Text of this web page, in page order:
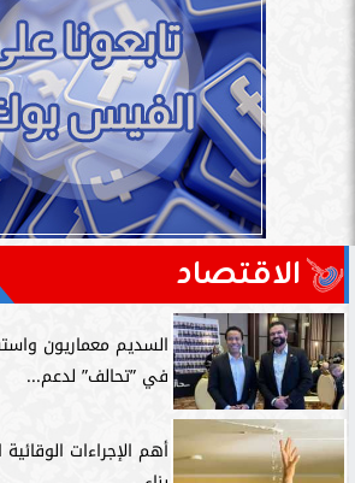
الاقتصاد
السديم معماريون
في ”تحالف” لدعم...
أهم الإجراءات